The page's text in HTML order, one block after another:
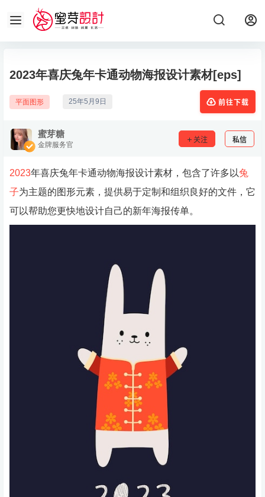
2023年喜庆兔年卡通动物海报设计素材[eps]
平面图形 25年5月9日 前往下载
蜜芽糖
金牌服务官
关注 私信
2023年喜庆兔年卡通动物海报设计素材，包含了许多以兔
子为主题的图形元素，提供易于定制和组织良好的文件，它
可以帮助您更快地设计自己的新年海报传单。